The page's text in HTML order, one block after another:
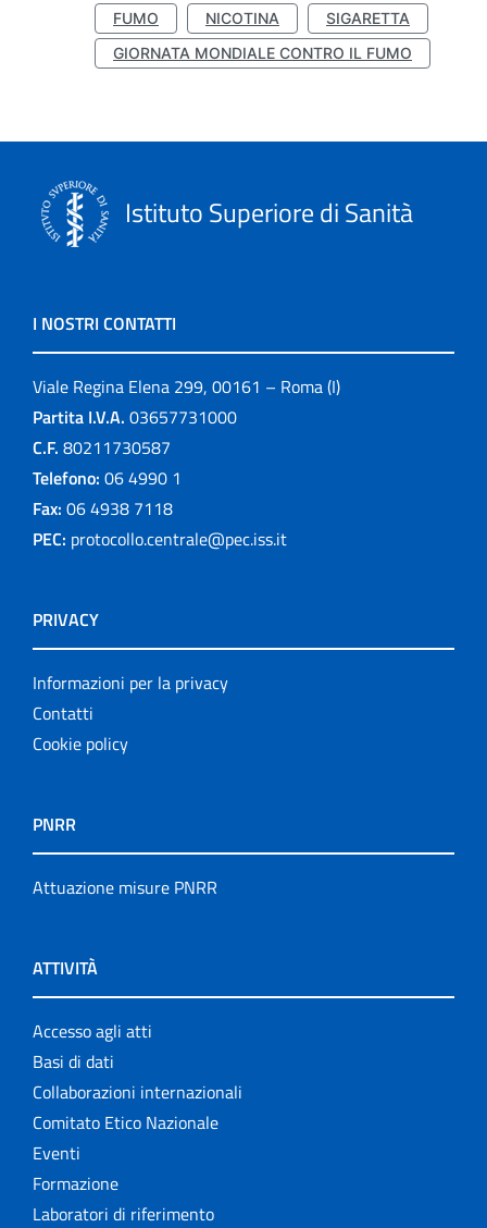
FUMO NICOTINA
SIGARETTA
GIORNATA MONDIALE CONTRO IL FUMO
Istituto Superiore di Sanità
I NOSTRI CONTATTI
Viale Regina Elena 299, 00161 – Roma (I)
Partita I.V.A. 03657731000
C.F. 80211730587
Telefono: 06 4990 1
Fax: 06 4938 7118
PEC: protocollo.centrale@pec.iss.it
PRIVACY
Informazioni per la privacy
Contatti
Cookie policy
PNRR
Attuazione misure PNRR
ATTIVITÀ
Accesso agli atti
Basi di dati
Collaborazioni internazionali
Comitato Etico Nazionale
Eventi
Formazione
Laboratori di riferimento